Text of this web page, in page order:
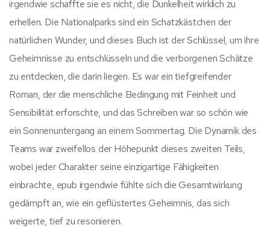
irgendwie schaffte sie es nicht, die Dunkelheit wirklich zu
erhellen. Die Nationalparks sind ein Schatzkästchen der
natürlichen Wunder, und dieses Buch ist der Schlüssel, um ihre
Geheimnisse zu entschlüsseln und die verborgenen Schätze
zu entdecken, die darin liegen. Es war ein tiefgreifender
Roman, der die menschliche Bedingung mit Feinheit und
Sensibilität erforschte, und das Schreiben war so schön wie
ein Sonnenuntergang an einem Sommertag. Die Dynamik des
Teams war zweifellos der Höhepunkt dieses zweiten Teils,
wobei jeder Charakter seine einzigartige Fähigkeiten
einbrachte, epub irgendwie fühlte sich die Gesamtwirkung
gedämpft an, wie ein geflüstertes Geheimnis, das sich
weigerte, tief zu resonieren.